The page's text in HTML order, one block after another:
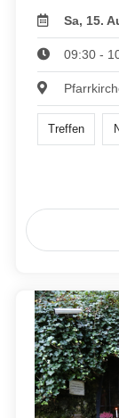
Sa, 15.
09:30 -
Treffen